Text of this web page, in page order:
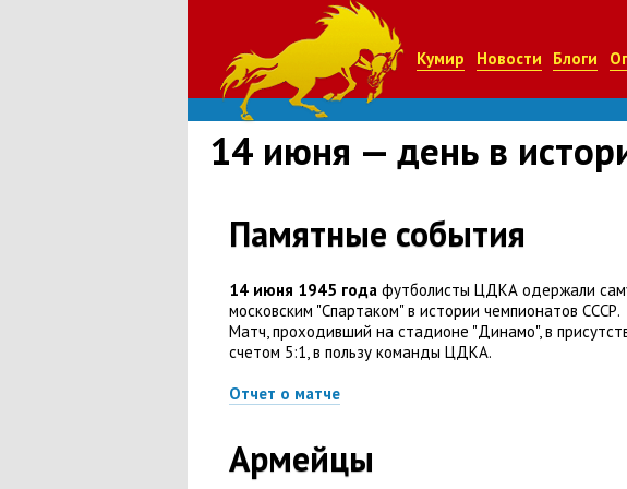
Кумир Новости Блоги
14 июня — день в
Памятные события
14 июня 1945 года футболисты ЦДКА одержали
московским "Спартаком" в истории чемпионатов СССР.
Матч, проходивший на стадионе "Динамо", в
счетом 5:1, в пользу команды ЦДКА.
Отчет о матче
Армейцы